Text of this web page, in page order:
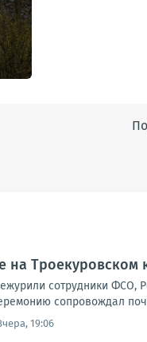
на Троекуровском
сотрудники ФСО,
сопровождал
19:06